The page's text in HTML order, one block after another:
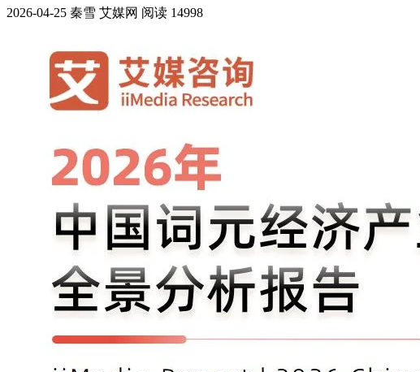
2026-04-25 秦雪 艾媒网 阅读 14998